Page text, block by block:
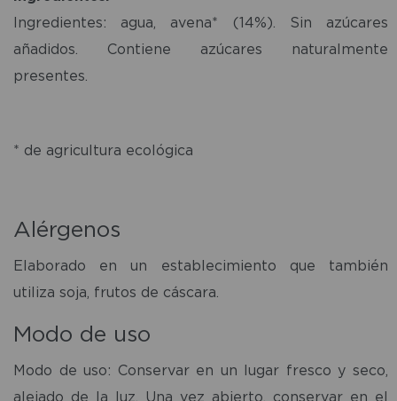
Ingredientes: agua, avena* (14%). Sin azúcares
añadidos. Contiene azúcares naturalmente
presentes.
* de agricultura ecológica
Alérgenos
Elaborado en un establecimiento que también
utiliza soja, frutos de cáscara.
Modo de uso
Modo de uso: Conservar en un lugar fresco y seco,
alejado de la luz. Una vez abierto, conservar en el